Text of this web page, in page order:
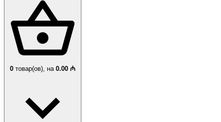
0 товар(ов), на 0.00 ₼